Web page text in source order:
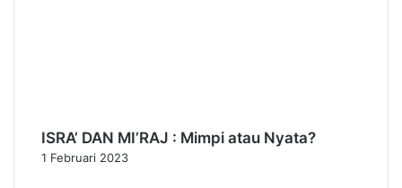
ISRA’ DAN MI’RAJ : Mimpi atau Nyata?
1 Februari 2023